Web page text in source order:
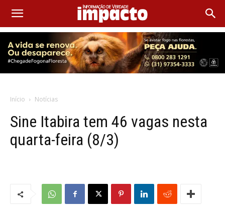
Início Notícias
Sine Itabira tem 46 vagas nesta
quarta-feira (8/3)